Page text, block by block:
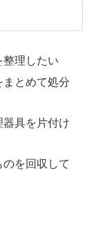
整理したい
とめて処分
器具を片付け
を回収して